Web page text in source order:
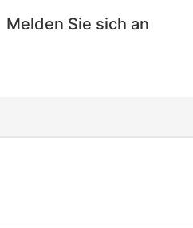
Melden Sie sich an